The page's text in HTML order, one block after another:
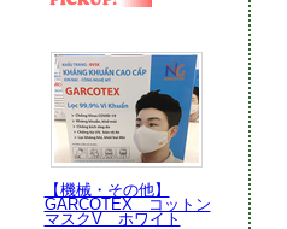
【機械・その他】
GARCOTEX コットン
マスクV ホワイト